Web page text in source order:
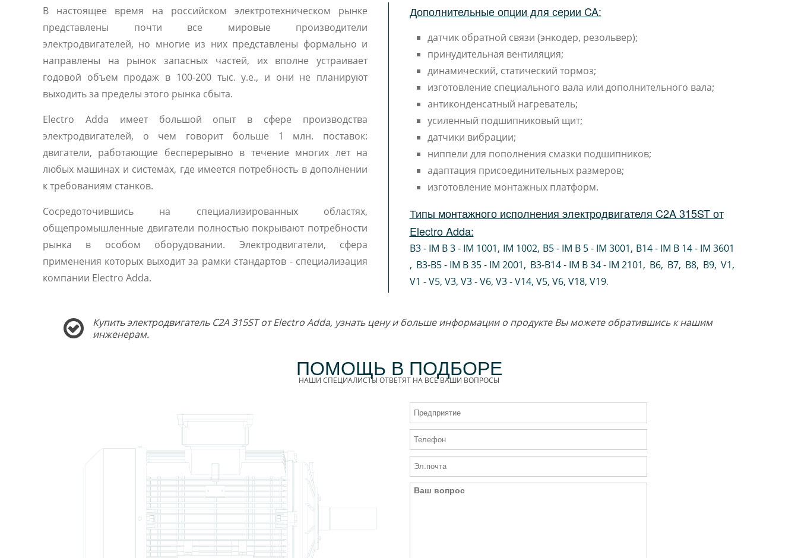
В настоящее время на российском электротехническом рынке
представлены почти все мировые производители
электродвигателей, но многие из них представлены формально и
направлены на рынок запасных частей, их вполне устраивает
годовой объем продаж в 100-200 тыс. у.е., и они не планируют
выходить за пределы этого рынка сбыта.
Electro Adda имеет большой опыт в сфере производства
электродвигателей, о чем говорит больше 1 млн. поставок:
двигатели, работающие бесперерывно в течение многих лет на
любых машинах и системах, где имеется потребность в дополнении
к требованиям станков.
Сосредоточившись на специализированных областях,
общепромышленные двигатели полностью покрывают потребности
рынка в особом оборудовании. Электродвигатели, сфера
применения которых выходит за рамки стандартов - специализация
компании Electro Adda.
Дополнительные опции для серии CA:
датчик обратной связи (энкодер, резольвер);
принудительная вентиляция;
динамический, статический тормоз;
изготовление специального вала или дополнительного вала;
антиконденсатный нагреватель;
усиленный подшипниковый щит;
датчики вибрации;
ниппели для пополнения смазки подшипников;
адаптация присоединительных размеров;
изготовление монтажных платформ.
Типы монтажного исполнения электродвигателя C2A 315ST от
Electro Adda:
B3 - IM B 3 - IM 1001, IM 1002, B5 - IM B 5 - IM 3001, B14 - IM B 14 - IM 3601
, B3-B5 - IM B 35 - IM 2001, B3-B14 - IM B 34 - IM 2101, B6, B7, B8, B9, V1
V1 - V5, V3, V3 - V6, V3 - V14, V5, V6, V18, V19.
Купить электродвигатель C2A 315ST от Electro Adda, узнать цену и больше информации о продукте Вы можете обратившись к нашим
инженерам.
ПОМОЩЬ В ПОДБОРЕ
НАШИ СПЕЦИАЛИСТЫ ОТВЕТЯТ НА ВСЕ ВАШИ ВОПРОСЫ